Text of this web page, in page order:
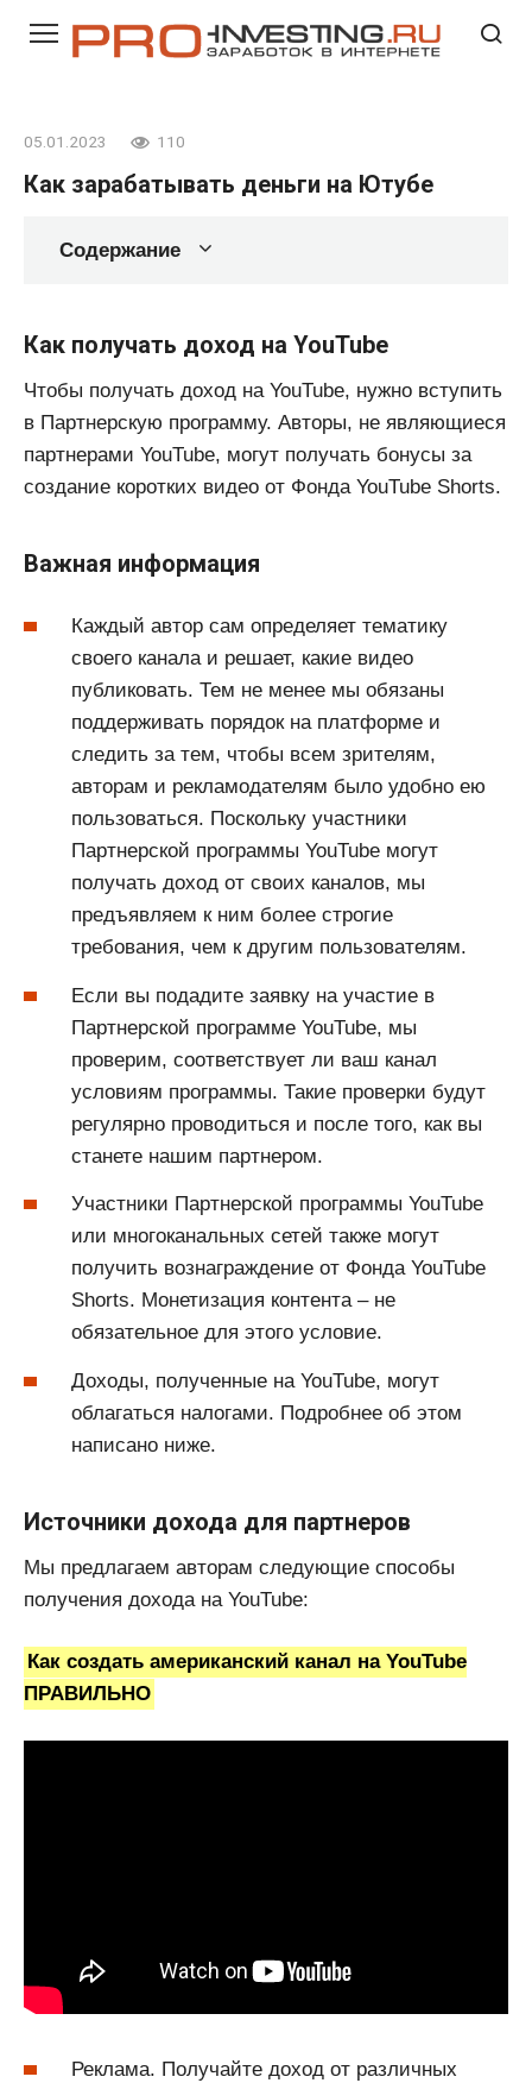
05.01.2023 110
Как зарабатывать деньги на Ютубе
Содержание
Как получать доход на YouTube
Чтобы получать доход на YouTube, нужно вступить
в Партнерскую программу. Авторы, не являющиеся
партнерами YouTube, могут получать бонусы за
создание коротких видео от Фонда YouTube Shorts.
Важная информация
Каждый автор сам определяет тематику
своего канала и решает, какие видео
публиковать. Тем не менее мы обязаны
поддерживать порядок на платформе и
следить за тем, чтобы всем зрителям,
авторам и рекламодателям было удобно ею
пользоваться. Поскольку участники
Партнерской программы YouTube могут
получать доход от своих каналов, мы
предъявляем к ним более строгие
требования, чем к другим пользователям.
Если вы подадите заявку на участие в
Партнерской программе YouTube, мы
проверим, соответствует ли ваш канал
условиям программы. Такие проверки будут
регулярно проводиться и после того, как вы
станете нашим партнером.
Участники Партнерской программы YouTube
или многоканальных сетей также могут
получить вознаграждение от Фонда YouTube
Shorts. Монетизация контента – не
обязательное для этого условие.
Доходы, полученные на YouTube, могут
облагаться налогами. Подробнее об этом
написано ниже.
Источники дохода для партнеров
Мы предлагаем авторам следующие способы
получения дохода на YouTube:
Как создать американский канал на YouTube
ПРАВИЛЬНО
Реклама. Получайте доход от различных